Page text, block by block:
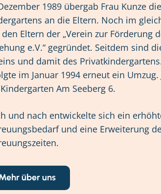
1989 übergab Frau Kunze
an die Eltern. Noch im
Eltern der „Verein zur Förderung
e.V.“ gegründet. Seitdem sind
und damit des
im Januar 1994 erneut ein
Am Seeberg 6.
und nach entwickelte sich ein
und eine Erweiterung
über uns